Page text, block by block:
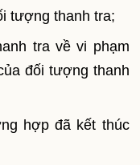
tượng thanh tra;
tra về vi phạm
đối tượng thanh
hợp đã kết thúc